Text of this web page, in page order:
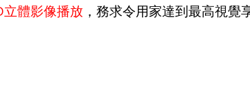
立體影像播放 ，務求令用家達到最高視覺